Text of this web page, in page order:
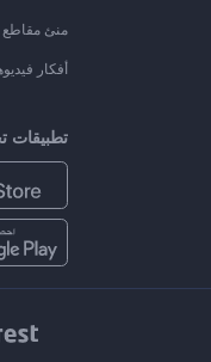
منئ مقاطع
أفكار
تطبيقات